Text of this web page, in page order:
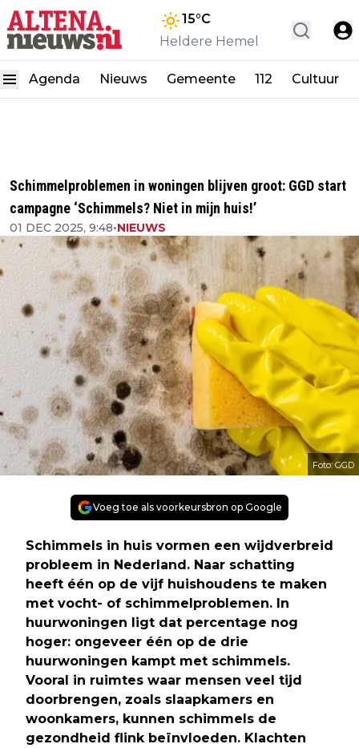
15°C
Heldere Hemel
Agenda Nieuws Gemeente 112 Cultuur
Schimmelproblemen in woningen blijven groot: GGD start
campagne ‘Schimmels? Niet in mijn huis!’
01 DEC 2025, 9:48•NIEUWS
Foto: GGD
Voeg toe als voorkeursbron op Google
Schimmels in huis vormen een wijdverbreid
probleem in Nederland. Naar schatting
heeft één op de vijf huishoudens te maken
met vocht- of schimmelproblemen. In
huurwoningen ligt dat percentage nog
hoger: ongeveer één op de drie
huurwoningen kampt met schimmels.
Vooral in ruimtes waar mensen veel tijd
doorbrengen, zoals slaapkamers en
woonkamers, kunnen schimmels de
gezondheid flink beïnvloeden. Klachten